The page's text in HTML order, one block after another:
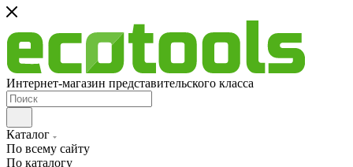
Интернет-магазин представительского класса
Каталог
По всему сайту
По каталогу